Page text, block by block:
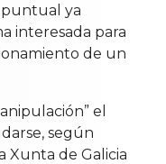
puntual ya
interesada para
de un
el
según
Xunta de Galicia